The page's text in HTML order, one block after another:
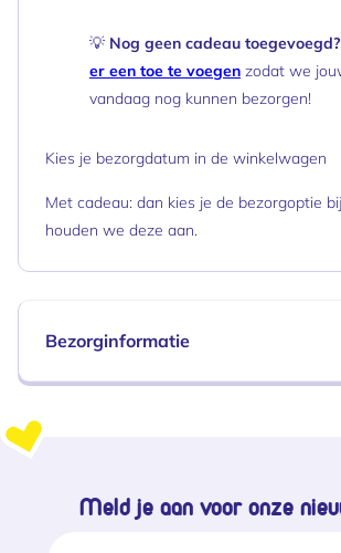
Bezorginformatie
💡 Nog geen cadeau toegevoegd?
er een toe te voegen zodat we
vandaag nog kunnen bezorgen!
Kies je bezorgdatum in de winkelwagen
Met cadeau: dan kies je de bezorgoptie
houden we deze aan.
Meld je aan voor onze